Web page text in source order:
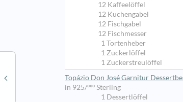
12 Kaffeelöffel
12 Kuchengabel
12 Fischgabel
12 Fischmesser
1 Tortenheber
1 Zuckerlöffel
1 Zuckerstreulöffel
Topázio Don José Garnitur
in 925/ººº Sterling
1 Dessertlöffel